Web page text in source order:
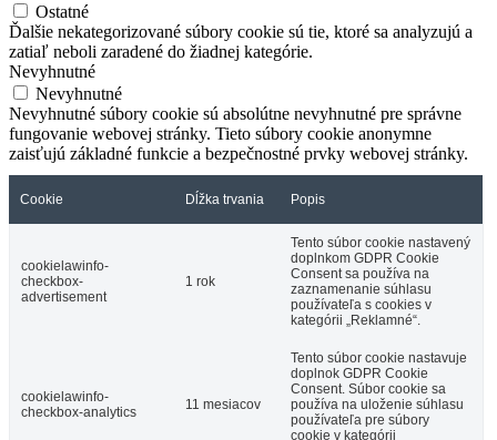
Ostatné
Ďalšie nekategorizované súbory cookie sú tie, ktoré sa analyzujú a
zatiaľ neboli zaradené do žiadnej kategórie.
Nevyhnutné
Nevyhnutné
Nevyhnutné súbory cookie sú absolútne nevyhnutné pre správne
fungovanie webovej stránky. Tieto súbory cookie anonymne
zaisťujú základné funkcie a bezpečnostné prvky webovej stránky.
Cookie Dĺžka trvania Popis
cookielawinfo-
checkbox-
advertisement
1 rok
Tento súbor cookie nastavený
doplnkom GDPR Cookie
Consent sa používa na
zaznamenanie súhlasu
používateľa s cookies v
kategórii „Reklamné“.
cookielawinfo-
checkbox-analytics
11 mesiacov
Tento súbor cookie nastavuje
doplnok GDPR Cookie
Consent. Súbor cookie sa
používa na uloženie súhlasu
používateľa pre súbory
cookie v kategórii